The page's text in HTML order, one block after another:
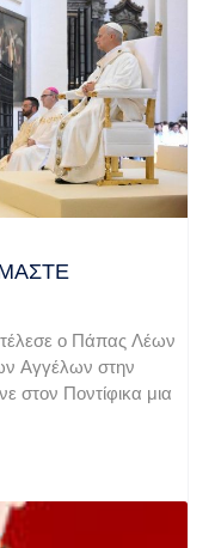
τέλεσε ο Πάπας Λέων
Αγγέλων στην
στον Ποντίφικα μια